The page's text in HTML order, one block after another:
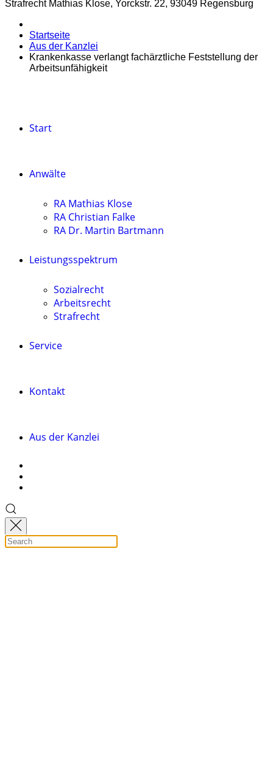
Strafrecht Mathias Klose, Yorckstr. 22, 93049 Regensburg
Startseite
Aus der Kanzlei
Krankenkasse verlangt fachärztliche Feststellung der
Arbeitsunfähigkeit
Start
Anwälte
RA Mathias Klose
RA Christian Falke
RA Dr. Martin Bartmann
Leistungsspektrum
Sozialrecht
Arbeitsrecht
Strafrecht
Service
Kontakt
Aus der Kanzlei